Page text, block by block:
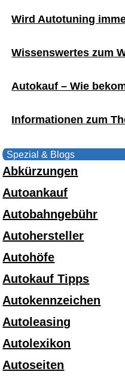
Wird Autotuning
Wissenswertes zum
Autokauf – Wie
Informationen zum
Spezial & Blogs
Abkürzungen
Autoankauf
Autobahngebühr
Autohersteller
Autohöfe
Autokauf Tipps
Autokennzeichen
Autoleasing
Autolexikon
Autoseiten